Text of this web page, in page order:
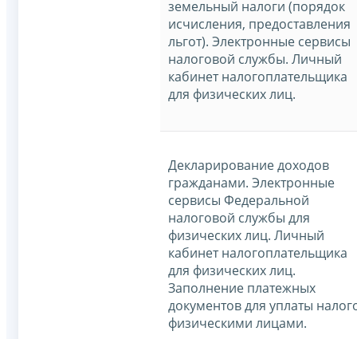
земельный налоги (порядок
исчисления, предоставления
льгот). Электронные сервисы
налоговой службы. Личный
кабинет налогоплательщика
для физических лиц.
Декларирование доходов
гражданами. Электронные
сервисы Федеральной
налоговой службы для
физических лиц. Личный
кабинет налогоплательщика
для физических лиц.
Заполнение платежных
документов для уплаты
физическими лицами.